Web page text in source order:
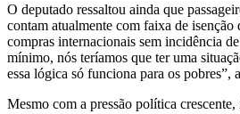
O deputado ressaltou ainda que
contam atualmente com faixa de
compras internacionais sem incidência
mínimo, nós teríamos que ter uma
essa lógica só funciona para os pobres”,
Mesmo com a pressão política